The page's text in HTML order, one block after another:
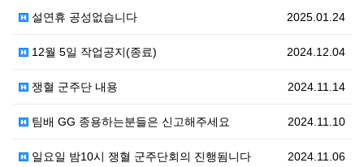
2025.01.24
설연휴 공성없습니다
2024.12.04
12월 5일 작업공지(종료)
2024.11.14
쟁혈 군주단 내용
2024.11.10
팀배 GG 종용하는분들은 신고해주세요
2024.11.06
일요일 밤10시 쟁혈 군주단회의 진행됨니다